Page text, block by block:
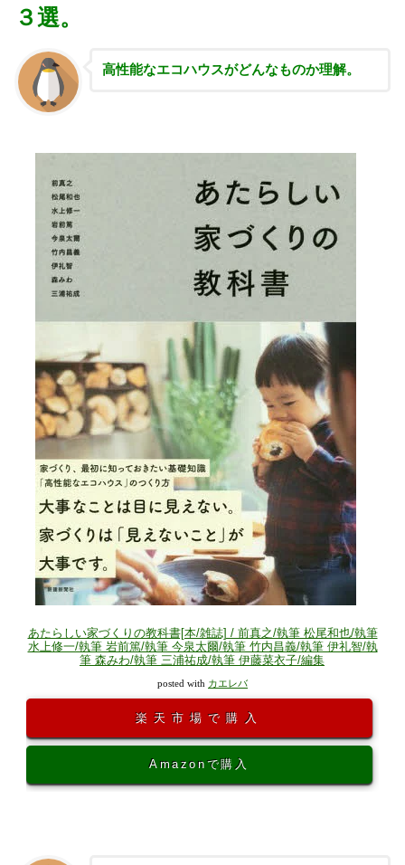
３選。
高性能なエコハウスがどんなものか理解。
あたらしい家づくりの教科書[本/雑誌] / 前真之/執筆 松尾和也/執筆
水上修一/執筆 岩前篤/執筆 今泉太爾/執筆 竹内昌義/執筆 伊礼智/執
筆 森みわ/執筆 三浦祐成/執筆 伊藤菜衣子/編集
posted with カエレバ
楽天市場で購入
Amazonで購入